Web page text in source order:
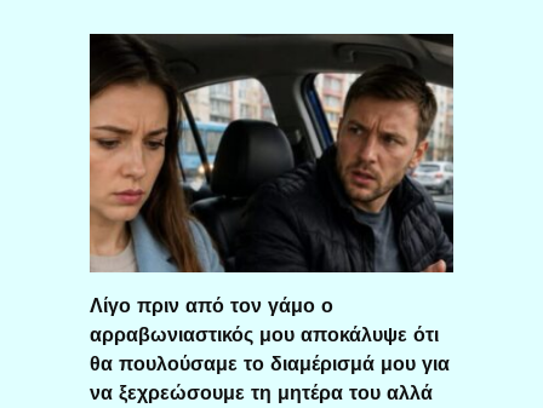
Λίγο πριν από τον γάμο ο
αρραβωνιαστικός μου αποκάλυψε ότι
θα πουλούσαμε το διαμέρισμά μου για
να ξεχρεώσουμε τη μητέρα του αλλά